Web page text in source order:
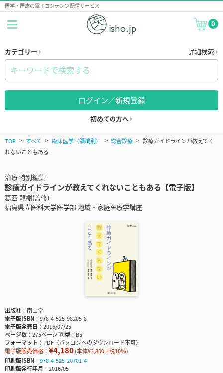
医学・医療の電子コンテンツ配信サービス
0
カテゴリー 詳細検索
ログイン／新規登録
初めての方へ
TOP すべて 臨床医学（領域別） 総合診療
診療ガイドラインが教えてく
れないこともある
治療 特別編集
診療ガイドラインが教えてくれないこともある【電子版】
葛西 龍樹(監修)
福島県立医科大学医学部 地域・家庭医療学講座
出版社
南山堂
電子版ISBN
978-4-525-98205-8
電子版発売日
2016/07/25
ページ数
275ページ判型
B5
フォーマット
PDF（パソコンへのダウンロード不可）
電子版販売価格： ¥4,180(本体¥3,800＋税10％)
印刷版ISBN
978-4-525-20701-4
印刷版発行年月
2016/05